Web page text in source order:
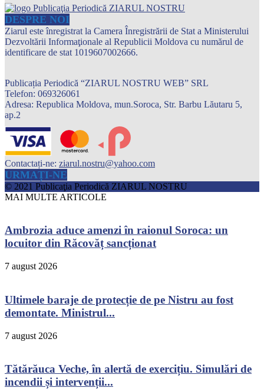
DESPRE NOI
Ziarul este înregistrat la Camera Înregistrării de Stat a Ministerului
Dezvoltării Informaţionale al Republicii Moldova cu numărul de
identificare de stat 1019607002666.
Publicația Periodică “ZIARUL NOSTRU WEB” SRL
Telefon: 069326061
Adresa: Republica Moldova, mun.Soroca, Str. Barbu Lăutaru 5,
ap.2
Contactați-ne: ziarul.nostru@yahoo.com
URMAȚI-NE
© 2021 Publicaţia Periodică ZIARUL NOSTRU
MAI MULTE ARTICOLE
Ambrozia aduce amenzi în raionul Soroca: un
locuitor din Răcovăț sancționat
7 august 2026
Ultimele baraje de protecție de pe Nistru au fost
demontate. Ministrul...
7 august 2026
Tătărăuca Veche, în alertă de exercițiu. Simulări de
incendii și intervenții...